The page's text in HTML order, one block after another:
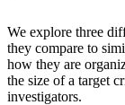
We explore three
they compare to
how they are
the size of a target
investigators.